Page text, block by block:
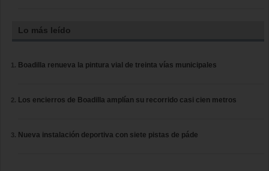
Lo más leído
Boadilla renueva la pintura vial de treinta vías municipales
Los encierros de Boadilla amplían su recorrido casi cien metros
Nueva instalación deportiva con siete pistas de páde